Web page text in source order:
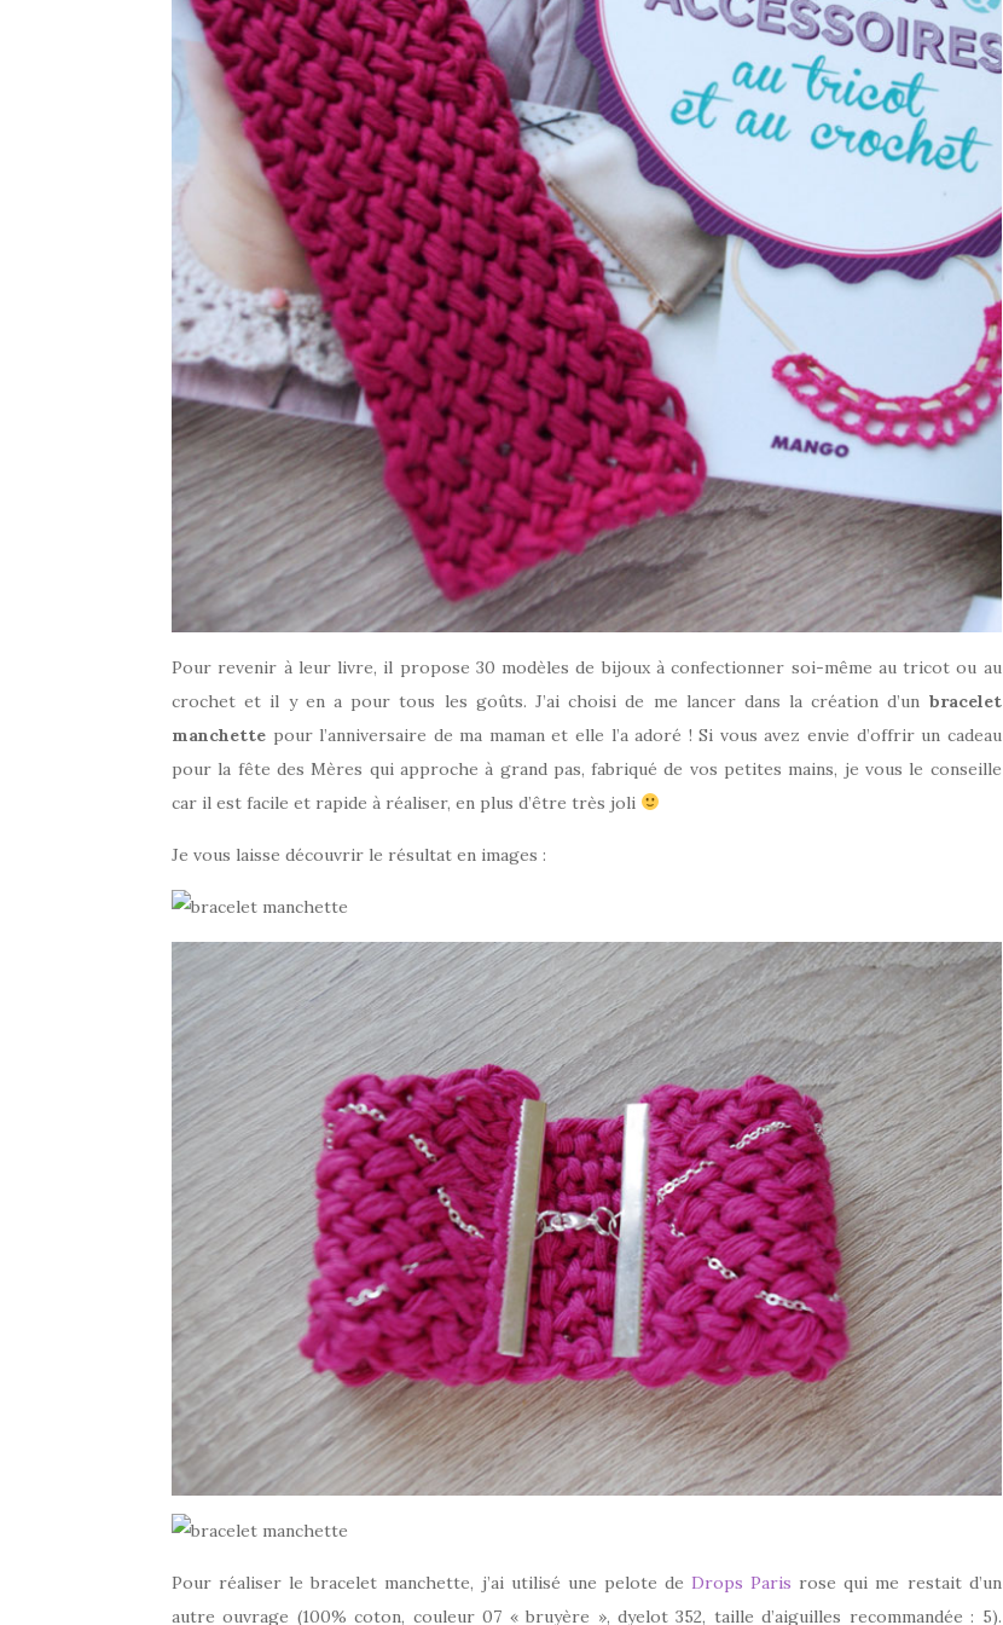
Pour revenir à leur livre, il propose 30 modèles de bijoux à confectionner soi-même au tricot ou au
crochet et il y en a pour tous les goûts. J’ai choisi de me lancer dans la création d’un bracelet
manchette pour l’anniversaire de ma maman et elle l’a adoré ! Si vous avez envie d’offrir un cadeau
pour la fête des Mères qui approche à grand pas, fabriqué de vos petites mains, je vous le conseille
car il est facile et rapide à réaliser, en plus d’être très joli
Je vous laisse découvrir le résultat en images :
Pour réaliser le bracelet manchette, j’ai utilisé une pelote deDrops Paris rose qui me restait d’un
autre ouvrage (100% coton, couleur 07 « bruyère », dyelot 352, taille d’aiguilles recommandée : 5).